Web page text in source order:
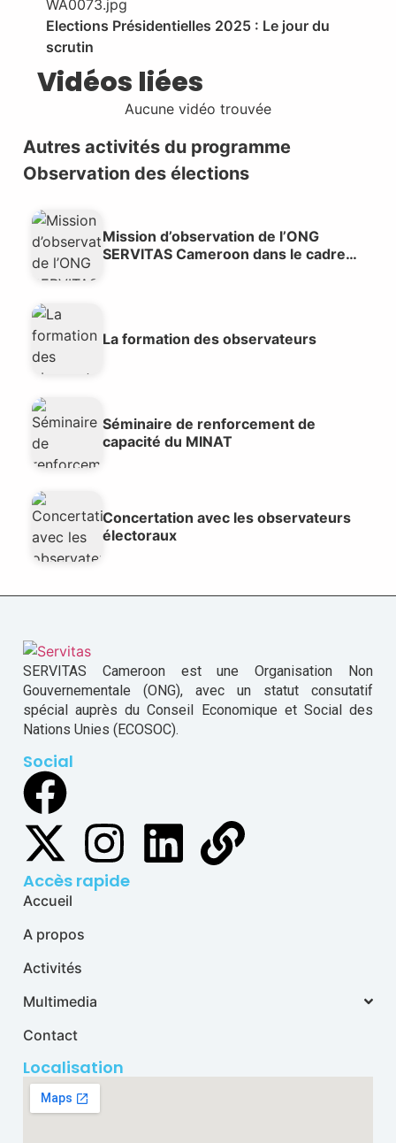
Elections Présidentielles 2025 : Le jour du
scrutin
Vidéos liées
Aucune vidéo trouvée
Autres activités du programme
Observation des élections
Mission d’observation de l’ONG
SERVITAS Cameroon dans le cadre
La formation des observateurs
Séminaire de renforcement de
capacité du MINAT
Concertation avec les observateurs
électoraux
SERVITAS Cameroon est une Organisation Non
Gouvernementale (ONG), avec un statut consutatif
spécial auprès du Conseil Economique et Social des
Nations Unies (ECOSOC).
Social
Accès rapide
Accueil
A propos
Activités
Multimedia
Contact
Localisation